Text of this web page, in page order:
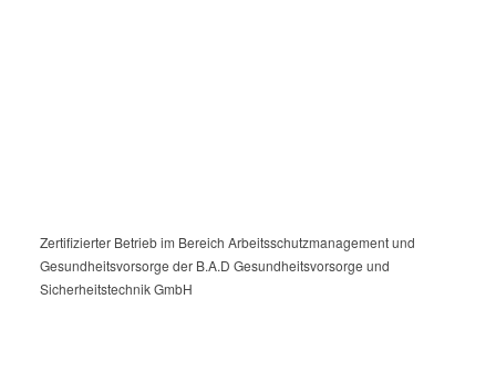
Zertifizierter Betrieb im Bereich Arbeitsschutzmanagement und
Gesundheitsvorsorge der B.A.D Gesundheitsvorsorge und
Sicherheitstechnik GmbH